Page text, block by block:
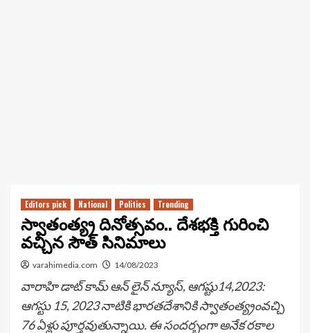
Editors pick National Politics Trending
స్వాతంత్య్ర దినోత్సవం.. దేశభక్తి గురించి
వచ్చిన సౌత్ సినిమాలు
varahimedia.com 14/08/2023
వారాహి డాట్ కామ్ ఆన్ లైన్ న్యూస్, ఆగష్టు14,2023:
ఆగస్టు 15, 2023 నాటికి భారతదేశానికి స్వాతంత్య్రంవచ్చి
76 ఏళ్లు పూర్తవుతున్నాయి. ఈ సందర్భంగా అనేక రకాల